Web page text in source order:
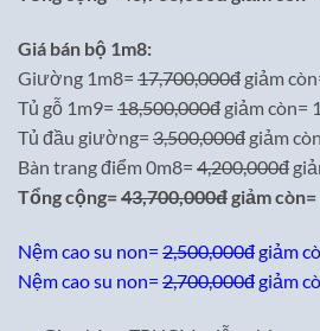
Giá bán bộ 1m8:
Giường 1m8= 17,700,000đ giảm
Tủ gỗ 1m9= 18,500,000đ giảm còn=
Tủ đầu giường= 3,500,000đ giảm
Bàn trang điểm 0m8= 4,200,000đ
Tổng cộng=43,700,000đgiảm
Nệm cao su non= 2,500,000đgiảm
Nệm cao su non= 2,700,000đgiảm